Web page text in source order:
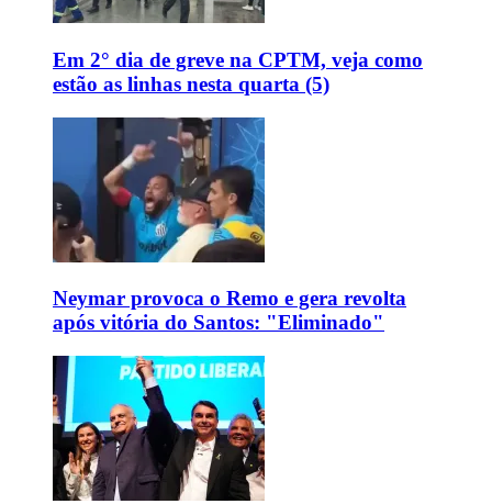
Em 2° dia de greve na CPTM, veja como
estão as linhas nesta quarta (5)
Neymar provoca o Remo e gera revolta
após vitória do Santos: "Eliminado"